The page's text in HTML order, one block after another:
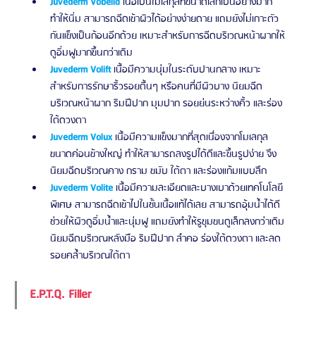
ทำให้นิ่ม สามารถฉีดเข้าผิวได้อย่างง่ายดาย แถมยังไม่เกาะตัว
กันแข็งเป็นก้อนอีกด้วย เหมาะสำหรับการฉีดบริเวณหน้าผากให้
ดูอิ่มฟูมากขึ้นกว่าเดิม
Juvederm Volift เนื้อมีความนุ่มในระดับปานกลาง เหมาะ
สำหรับการรักษาริ้วรอยตื้นๆ หรือคนที่มีผิวบาง นิยมฉีด
บริเวณหน้าผาก ริมฝีปาก มุมปาก รอยย่นระหว่างคิ้ว และร่อง
ใต้ดวงตา
Juvederm Volux เนื้อมีความแข็งมากที่สุดเนื่องจากโมเลกุล
ขนาดค่อนข้างใหญ่ ทำให้สามารถลงรูปได้ดีและขึ้นรูปง่าย จึง
นิยมฉีดบริเวณคาง กราม ขมับ ใต้ตา และร่องแก้มแบบลึก
​Juvederm Volite เนื้อมีความละเอียดและบางเบาด้วยเทคโนโลยี
พิเศษ สามารถฉีดเข้าไปในชั้นเนื้อแท้ได้เลย สามารถอุ้มน้ำได้ดี
ช่วยให้ผิวดูอิ่มน้ำและนุ่มฟู แถมยังทำให้รูขุมขนดูเล็กลงกว่าเดิม
นิยมฉีดบริเวณหลังมือ ริมฝีปาก ลำคอ ร่องใต้ดวงตา และลด
รอยคล้ำบริเวณใต้ตา
E.P.T.Q. Filler